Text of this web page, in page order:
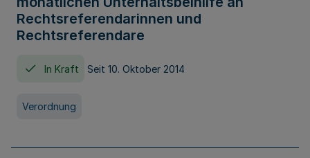
Rechtsreferendarinnen und
Rechtsreferendare
In Kraft Seit 10. Oktober 2014
Verordnung